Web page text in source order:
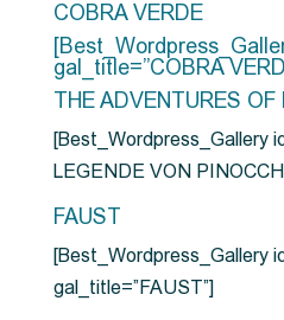
COBRA VERDE
gal_title=”COBRA
THE ADVENTURES OF
[Best_Wordpress_Gallery
LEGENDE VON
FAUST
[Best_Wordpress_Gallery
gal_title=”FAUST”]